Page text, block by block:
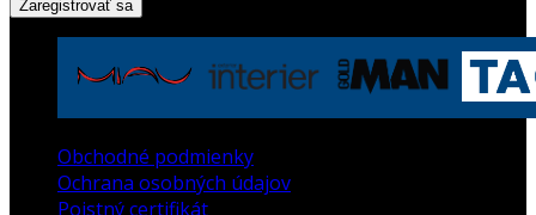
Obchodné podmienky
Ochrana osobných údajov
Poistný certifikát